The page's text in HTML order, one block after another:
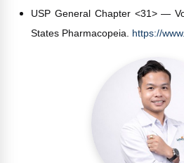
USP General Chapter <31> —
States Pharmacopeia. https://